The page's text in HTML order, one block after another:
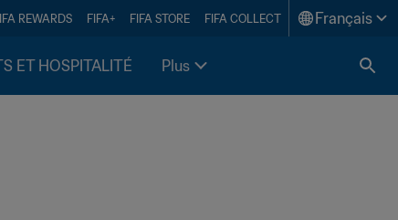
REWARDS FIFA+ FIFA STORE FIFA COLLECT Français
ET HOSPITALITÉ Plus